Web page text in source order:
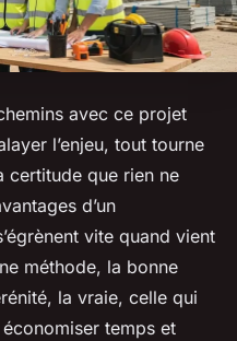
avec ce projet
l’enjeu, tout tourne
certitude que rien ne
d’un
vite quand vient
méthode, la bonne
la vraie, celle qui
temps et